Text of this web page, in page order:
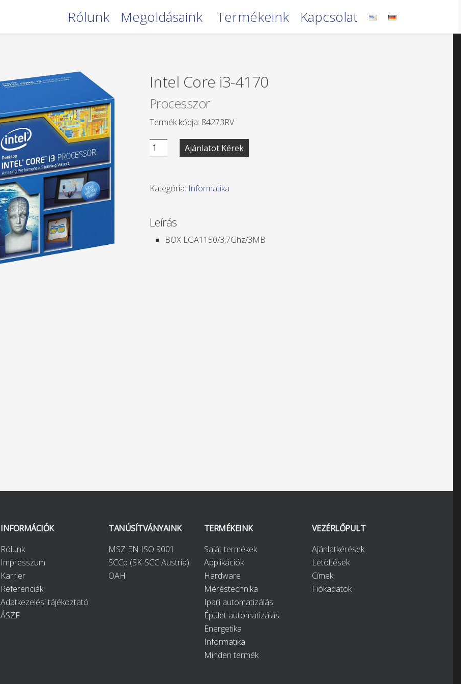
Rólunk Megoldásaink Termékeink Kapcsolat
Intel Core i3-4170
Processzor
Termék kódja: 84273RV
Intel
Core
4170
Ajánlatot Kérek
Kategória: Informatika
Leírás
BOX LGA1150/3,7Ghz/3MB
INFORMÁCIÓK
Rólunk
Impresszum
Karrier
Referenciák
Adatkezelési tájékoztató
ÁSZF
TANÚSÍTVÁNYAINK
MSZ EN ISO 9001
SCCp (SK-SCC Austria)
OAH
TERMÉKEINK
Saját termékek
Applikációk
Hardware
Méréstechnika
Ipari automatizálás
Épület automatizálás
Energetika
Informatika
Minden termék
VEZÉRLŐPULT
Ajánlatkérések
Letöltések
Címek
Fiókadatok